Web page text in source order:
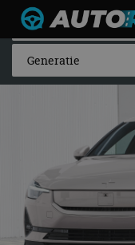
Autonieuws
Podcast
Automerken
Contact
MotorRAI.nl